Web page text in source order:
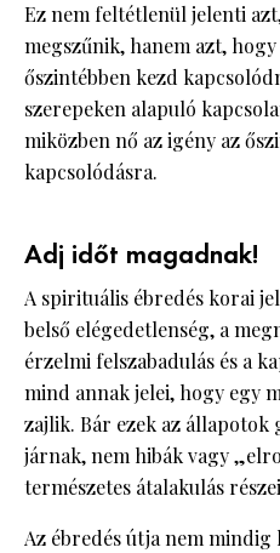
Ez nem feltétlenül jelenti
megszűnik, hanem azt,
őszintébben kezd
szerepeken alapuló
miközben nő az igény az
kapcsolódásra.
Adj időt magadnak!
A spirituális ébredés korai
belső elégedetlenség, a
érzelmi felszabadulás és a
mind annak jelei, hogy egy
zajlik. Bár ezek az
járnak, nem hibák vagy
természetes átalakulás
Az ébredés útja nem mindig